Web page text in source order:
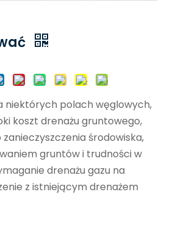
niektórych polach węglowych,
koszt drenażu gruntowego,
środowiska,
gruntów i trudności w
drenażu gazu na
z istniejącym drenażem